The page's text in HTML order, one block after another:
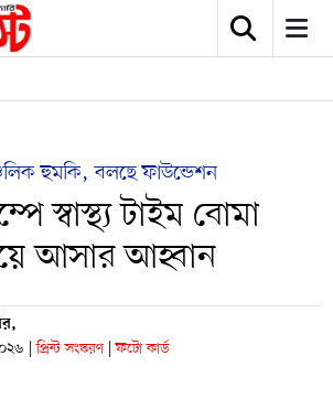
হুমকি, বলছে ফাউন্ডেশন
স্বাস্থ্য টাইম বোমা
আসার আহ্বান
| প্রিন্ট সংস্করণ | ফটো কার্ড